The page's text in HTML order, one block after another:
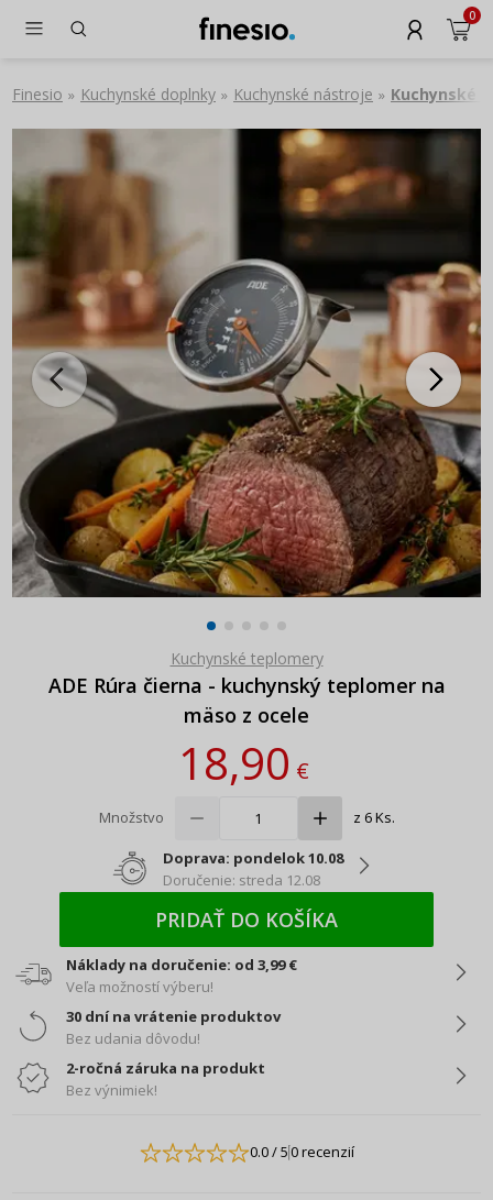
0
Finesio » Kuchynské doplnky » Kuchynské nástroje » Kuchynské
Kuchynské teplomery
ADE Rúra čierna - kuchynský teplomer na
mäso z ocele
18,90€
Množstvo z 6 Ks.
Doprava: pondelok 10.08
Doručenie: streda 12.08
PRIDAŤ DO KOŠÍKA
Náklady na doručenie: od 3,99 €
Veľa možností výberu!
30 dní na vrátenie produktov
Bez udania dôvodu!
2-ročná záruka na produkt
Bez výnimiek!
0.0/ 50 recenzií